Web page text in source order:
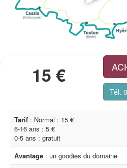
15 €
Tél.
Tarif : Normal : 15 €
6-16 ans : 5 €
0-5 ans : gratuit
Avantage : un goodies du domaine